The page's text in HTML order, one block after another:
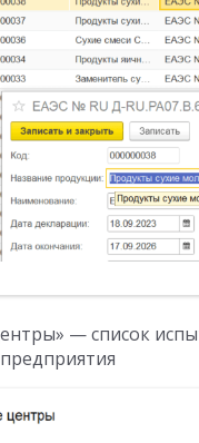
— список